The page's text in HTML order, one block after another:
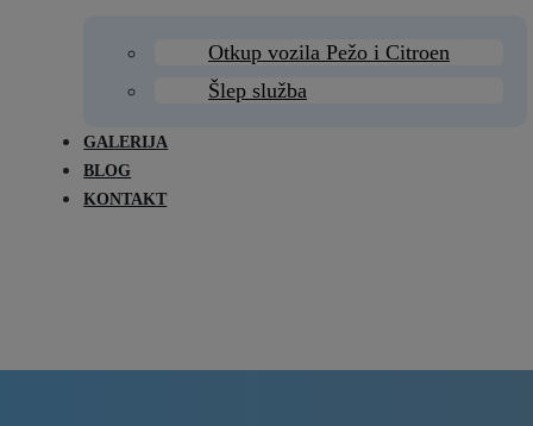
Otkup vozila Pežo i Citroen
Šlep služba
GALERIJA
BLOG
KONTAKT